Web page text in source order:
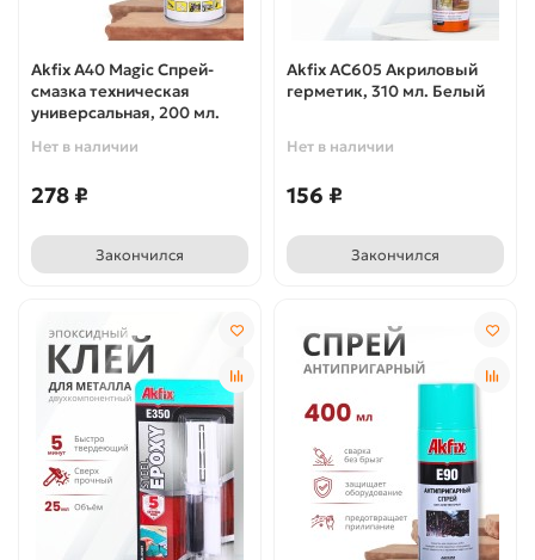
Akfix A40 Magic Спрей-
смазка техническая
универсальная, 200 мл.
Нет в наличии
278 ₽
Закончился
Akfix AC605 Акриловый
герметик, 310 мл. Белый
Нет в наличии
156 ₽
Закончился